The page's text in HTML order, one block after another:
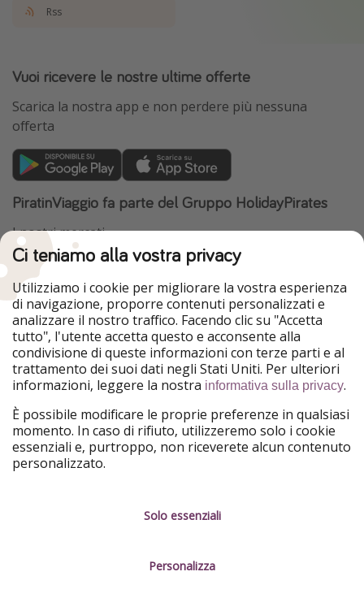
Rss
Vuoi ricevere le nostre ultime offerte
Scarica la nostra app e non perdere più nessuna
offerta
PiratinViaggio fa parte del Gruppo HolidayPirates
I nostri mercati
HolidayPirates
VakantiePiraten
WakacyjniPiraci
Ferienpiraten
Urlaubspiraten
Urlaubspiraten
ViajerosPiratas
TravelPirates
Il nostro gruppo
HolidayPirates Group
Conoscici meglio
Chi siamo
Lavora con noi
Informazioni legali
Termini d' Uso
Ci teniamo alla vostra privacy
Utilizziamo i cookie per migliorare la vostra esperienza
di navigazione, proporre contenuti personalizzati e
analizzare il nostro traffico. Facendo clic su "Accetta
tutto", l'utente accetta questo e acconsente alla
condivisione di queste informazioni con terze parti e al
trattamento dei suoi dati negli Stati Uniti. Per ulteriori
informazioni, leggere la nostra informativa sulla privacy.
È possibile modificare le proprie preferenze in qualsiasi
momento. In caso di rifiuto, utilizzeremo solo i cookie
essenziali e, purtroppo, non riceverete alcun contenuto
personalizzato.
Solo essenziali
Personalizza